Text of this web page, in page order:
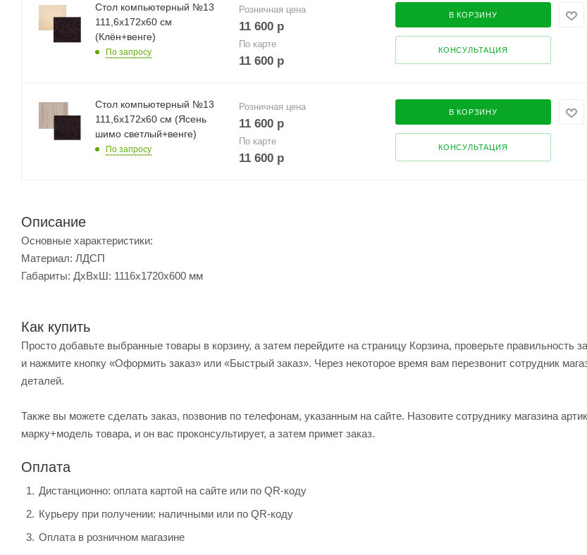
Стол компьютерный №13
111,6х172х60 см
(Клён+венге)
По запросу
Розничная цена
11 600р
По карте
11 600р
В КОРЗИНУ
КОНСУЛЬТАЦИЯ
Стол компьютерный №13
111,6х172х60 см (Ясень
шимо светлый+венге)
По запросу
Розничная цена
11 600р
По карте
11 600р
В КОРЗИНУ
КОНСУЛЬТАЦИЯ
Описание
Основные характеристики:
Материал: ЛДСП
Габариты: ДхВхШ: 1116x1720x600 мм
Как купить
Просто добавьте выбранные товары в корзину, а затем перейдите на страницу Корзина, проверьте правильность
и нажмите кнопку «Оформить заказ» или «Быстрый заказ». Через некоторое время вам перезвонит сотрудник
деталей.
Также вы можете сделать заказ, позвонив по телефонам, указанным на сайте. Назовите сотруднику магазина
марку+модель товара, и он вас проконсультирует, а затем примет заказ.
Оплата
Дистанционно: оплата картой на сайте или по QR-коду
Курьеру при получении: наличными или по QR-коду
Оплата в розничном магазине